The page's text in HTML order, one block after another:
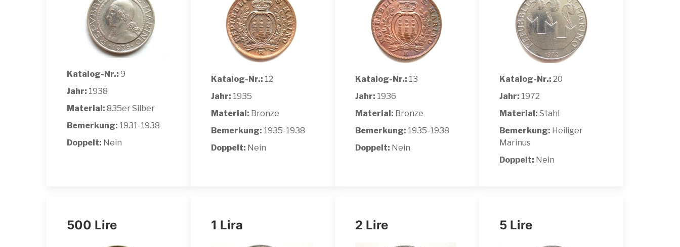
Katalog-Nr.: 9
Jahr: 1938
Material: 835er Silber
Bemerkung: 1931-1938
Doppelt: Nein
Katalog-Nr.: 12
Jahr: 1935
Material: Bronze
Bemerkung: 1935-1938
Doppelt: Nein
Katalog-Nr.: 13
Jahr: 1936
Material: Bronze
Bemerkung: 1935-1938
Doppelt: Nein
Katalog-Nr.: 20
Jahr: 1972
Material: Stahl
Bemerkung: Heiliger
Marinus
Doppelt: Nein
500 Lire 1 Lira 2 Lire 5 Lire